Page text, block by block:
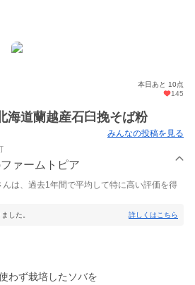
本日あと 10点
145
海道蘭越産石臼挽そば粉
みんなの投稿を見る
ァームトピア
は、過去1年間で平均して特に高い評価を得
した。 詳しくはこちら
わず栽培したソバを